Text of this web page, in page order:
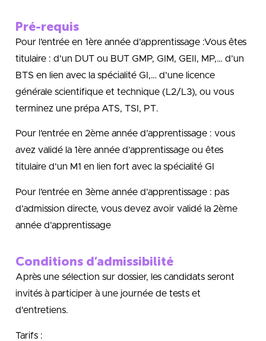
Pré-requis
Pour l’entrée en 1ère année d’apprentissage :Vous êtes
titulaire : d’un DUT ou BUT GMP, GIM, GEII, MP,… d’un
BTS en lien avec la spécialité GI,… d’une licence
générale scientifique et technique (L2/L3), ou vous
terminez une prépa ATS, TSI, PT.
Pour l’entrée en 2ème année d’apprentissage : vous
avez validé la 1ère année d’apprentissage ou êtes
titulaire d’un M1 en lien fort avec la spécialité GI
Pour l’entrée en 3ème année d’apprentissage : pas
d’admission directe, vous devez avoir validé la 2ème
année d’apprentissage
Conditions d’admissibilité
Après une sélection sur dossier, les candidats seront
invités à participer à une journée de tests et
d'entretiens.
Tarifs :